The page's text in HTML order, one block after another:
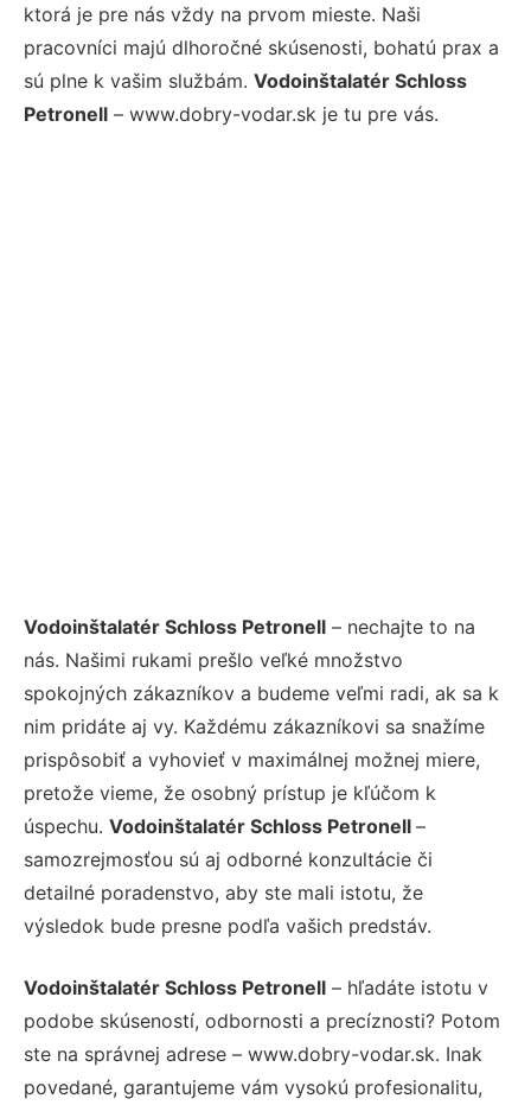
ktorá je pre nás vždy na prvom mieste. Naši
pracovníci majú dlhoročné skúsenosti, bohatú prax a
sú plne k vašim službám. Vodoinštalatér Schloss
Petronell – www.dobry-vodar.sk je tu pre vás.
Vodoinštalatér Schloss Petronell – nechajte to na
nás. Našimi rukami prešlo veľké množstvo
spokojných zákazníkov a budeme veľmi radi, ak sa k
nim pridáte aj vy. Každému zákazníkovi sa snažíme
prispôsobiť a vyhovieť v maximálnej možnej miere,
pretože vieme, že osobný prístup je kľúčom k
úspechu. Vodoinštalatér Schloss Petronell –
samozrejmosťou sú aj odborné konzultácie či
detailné poradenstvo, aby ste mali istotu, že
výsledok bude presne podľa vašich predstáv.
Vodoinštalatér Schloss Petronell – hľadáte istotu v
podobe skúseností, odbornosti a precíznosti? Potom
ste na správnej adrese – www.dobry-vodar.sk. Inak
povedané, garantujeme vám vysokú profesionalitu,